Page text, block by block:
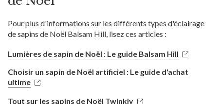
Pour plus d'informations sur les différents types d'éclairage
de sapins de Noël Balsam Hill, lisez ces articles :
Lumières de sapin de Noël : Le guide Balsam Hill
Choisir un sapin de Noël artificiel : Le guide d'achat
ultime
Tout sur les sapins de Noël Twinkly